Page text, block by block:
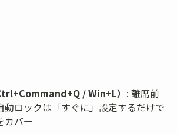
/ Win+L） : 離席前
動ロックは「すぐに」設定するだけで
カバー